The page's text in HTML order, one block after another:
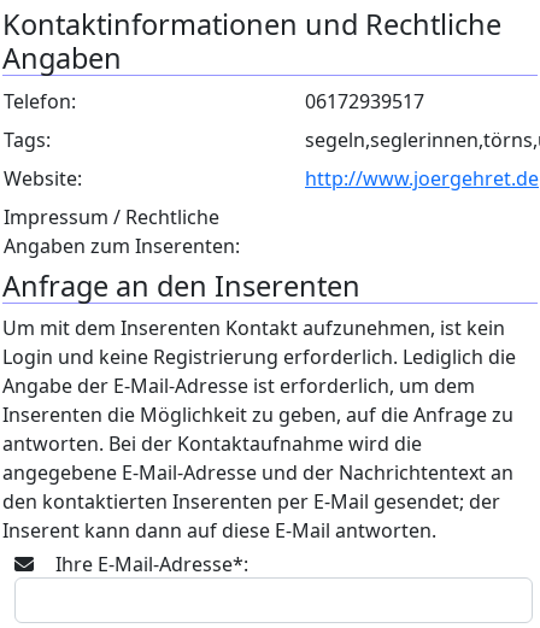
Kontaktinformationen und Rechtliche
Angaben
Telefon:
06172939517
Tags:
Website:
http://www.joergehret.de
Impressum / Rechtliche
Angaben zum Inserenten:
Anfrage an den Inserenten
Um mit dem Inserenten Kontakt aufzunehmen, ist kein
Login und keine Registrierung erforderlich. Lediglich die
Angabe der E-Mail-Adresse ist erforderlich, um dem
Inserenten die Möglichkeit zu geben, auf die Anfrage zu
antworten. Bei der Kontaktaufnahme wird die
angegebene E-Mail-Adresse und der Nachrichtentext an
den kontaktierten Inserenten per E-Mail gesendet; der
Inserent kann dann auf diese E-Mail antworten.
Ihre E-Mail-Adresse*: